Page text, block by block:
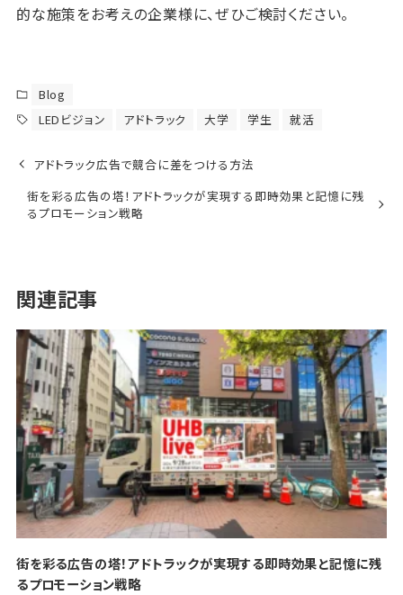
的な施策をお考えの企業様に、ぜひご検討ください。
Blog
LEDビジョン
アドトラック 大学 学生 就活
アドトラック広告で競合に差をつける方法
街を彩る広告の塔！アドトラックが実現する即時効果と記憶に残
るプロモーション戦略
関連記事
街を彩る広告の塔！アドトラックが実現する即時効果と記憶に残
るプロモーション戦略